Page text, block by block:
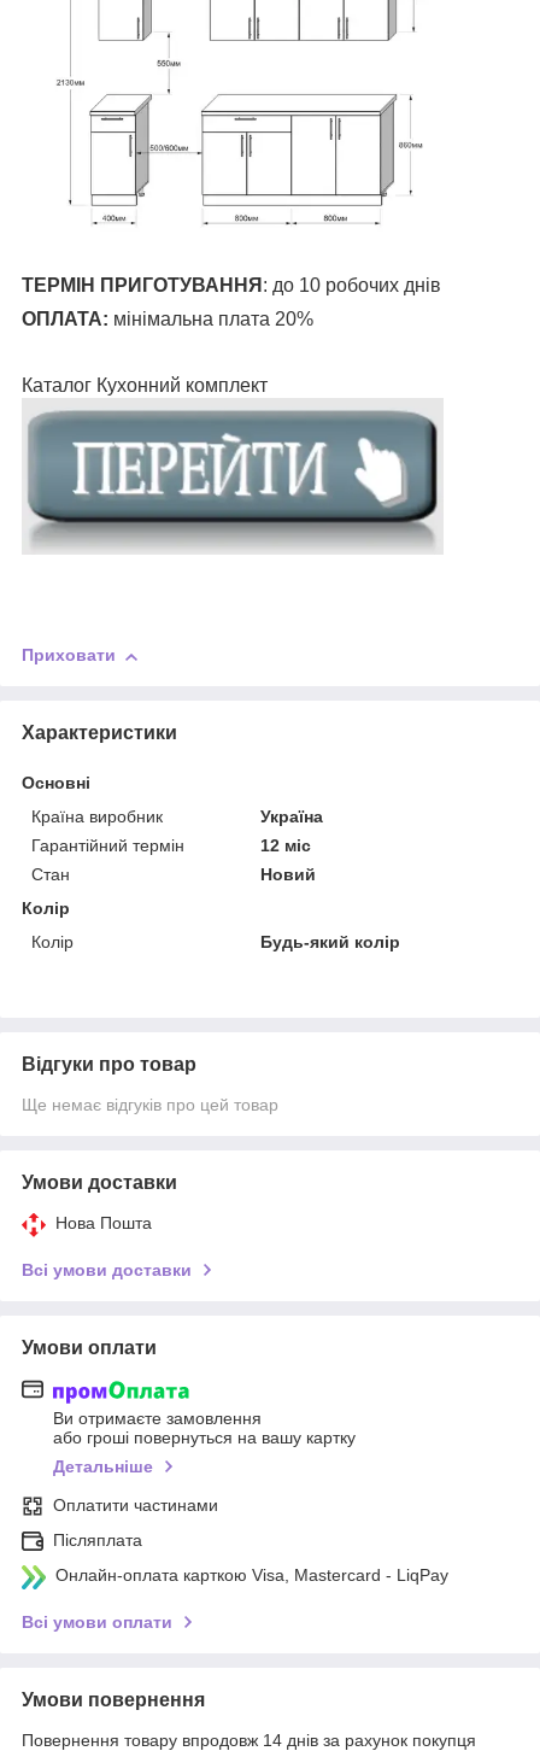
ТЕРМІН ПРИГОТУВАННЯ : до 10 робочих днів
ОПЛАТА: мінімальна плата 20%
Каталог Кухонний комплект
Приховати
Характеристики
Основні
Країна виробник
Україна
Гарантійний термін
12 міс
Стан
Новий
Колір
Колір
Будь-який колір
Відгуки про товар
Ще немає відгуків про цей товар
Умови доставки
Нова Пошта
Всі умови доставки
Умови оплати
Ви отримаєте замовлення
або гроші повернуться на вашу картку
Детальніше
Оплатити частинами
Післяплата
Онлайн-оплата карткою Visa, Mastercard - LiqPay
Всі умови оплати
Умови повернення
Повернення товару впродовж 14 днів за рахунок покупця